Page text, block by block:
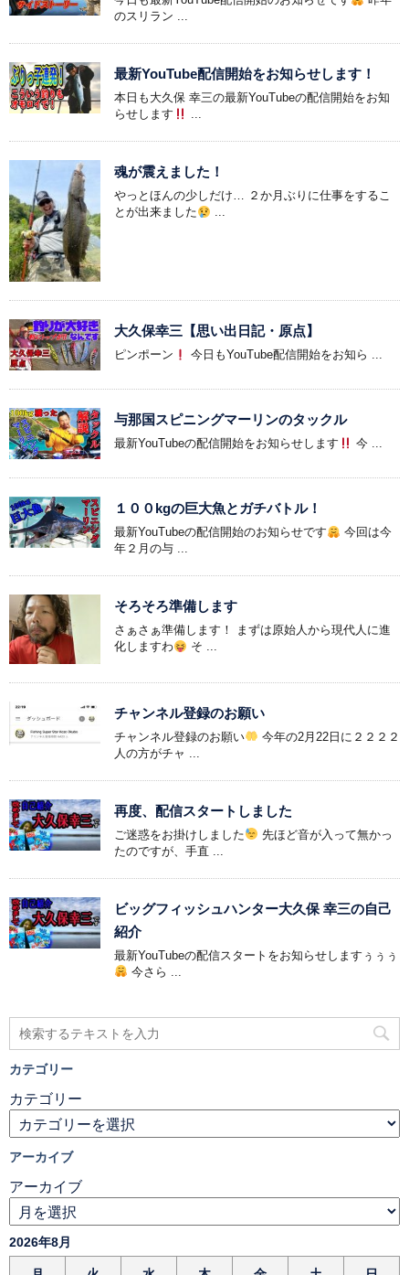
のスリラン ...
最新YouTube配信開始をお知らせします！
本日も大久保 幸三の最新YouTubeの配信開始をお知
らせします
...
魂が震えました！
やっとほんの少しだけ… ２か月ぶりに仕事をするこ
とが出来ました
...
大久保幸三【思い出日記・原点】
ピンポーン 今日もYouTube配信開始をお知ら ...
与那国スピニングマーリンのタックル
最新YouTubeの配信開始をお知らせします 今 ...
１００kgの巨大魚とガチバトル！
最新YouTubeの配信開始のお知らせです
今回は今
年２月の与 ...
そろそろ準備します
さぁさぁ準備します！ まずは原始人から現代人に進
化しますわ
そ ...
チャンネル登録のお願い
チャンネル登録のお願い
今年の2月22日に２２２２
人の方がチャ ...
再度、配信スタートしました
ご迷惑をお掛けしました
先ほど音が入って無かっ
たのですが、手直 ...
ビッグフィッシュハンター大久保 幸三の自己
紹介
最新YouTubeの配信スタートをお知らせしますぅぅぅ
今さら ...
カテゴリー
カテゴリー
アーカイブ
アーカイブ
2026年8月